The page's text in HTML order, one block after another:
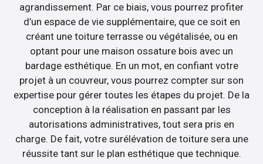
agrandissement. Par ce biais, vous pourrez profiter
d’un espace de vie supplémentaire, que ce soit en
créant une toiture terrasse ou végétalisée, ou en
optant pour une maison ossature bois avec un
bardage esthétique. En un mot, en confiant votre
projet à un couvreur, vous pourrez compter sur son
expertise pour gérer toutes les étapes du projet. De la
conception à la réalisation en passant par les
autorisations administratives, tout sera pris en
charge. De fait, votre surélévation de toiture sera une
réussite tant sur le plan esthétique que technique.